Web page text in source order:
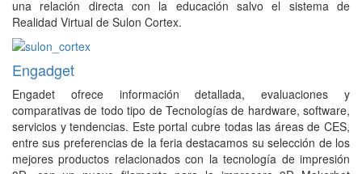
una relación directa con la educación salvo el sistema de
Realidad Virtual de Sulon Cortex.
Engadget
Engadet ofrece información detallada, evaluaciones y
comparativas de todo tipo de Tecnologías de hardware, software,
servicios y tendencias. Este portal cubre todas las áreas de CES,
entre sus preferencias de la feria destacamos su selección de los
mejores productos relacionados con la tecnología de impresión